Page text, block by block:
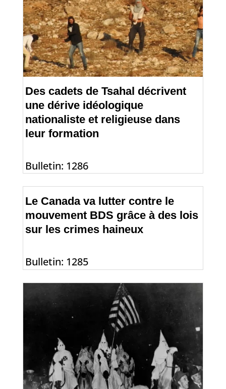
Des cadets de Tsahal décrivent
une dérive idéologique
nationaliste et religieuse dans
leur formation
Bulletin: 1286
Le Canada va lutter contre le
mouvement BDS grâce à des lois
sur les crimes haineux
Bulletin: 1285